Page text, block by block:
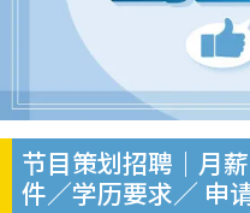
节目策划招聘｜月
件／学历要求／ 申